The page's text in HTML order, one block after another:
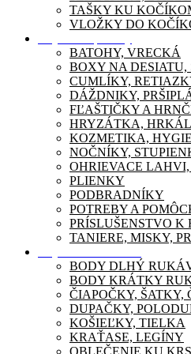
TAŠKY KU
VLOŽKY DO
BATOHY, VRECKÁ
BOXY NA DESIATU,
CUMLÍKY,
DÁŽDNIKY,
FĽAŠTIČKY A
HRYZÁTKA,
KOZMETIKA,
NOČNÍKY,
OHRIEVACE
PLIENKY
PODBRADNÍKY
POTREBY A
PRÍSLUŠENSTVO
TANIERE, MISKY,
BODY DLHÝ
BODY KRÁTKY
ČIAPOČKY,
DUPAČKY,
KOŠIEĽKY, TIELKA
KRAŤASE, LEGÍNY
OBLEČENIE KU